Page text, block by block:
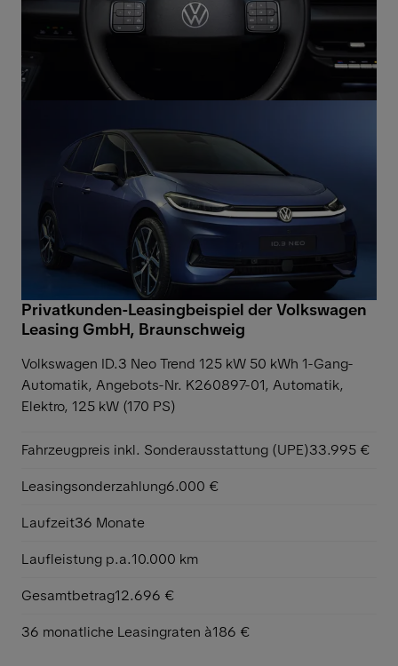
Privatkunden-Leasingbeispiel der Volkswagen
Leasing GmbH, Braunschweig
Volkswagen ID.3 Neo Trend 125 kW 50 kWh 1-Gang-
Automatik, Angebots-Nr. K260897-01, Automatik,
Elektro, 125 kW (170 PS)
Fahrzeugpreis inkl. Sonderausstattung (UPE)33.995 €
Leasingsonderzahlung6.000 €
Laufzeit36 Monate
Laufleistung p.a.10.000 km
Gesamtbetrag12.696 €
36 monatliche Leasingraten à186 €